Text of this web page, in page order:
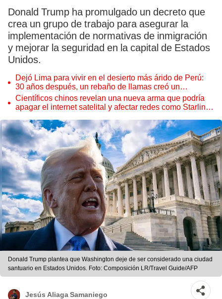
Donald Trump ha promulgado un decreto que
crea un grupo de trabajo para asegurar la
implementación de normativas de inmigración
y mejorar la seguridad en la capital de Estados
Unidos.
Dejó Lima para vivir en el desierto más árido de Perú:
30 años después, un rebaño de llamas creó un
sorprendente ecosistema
Científicos chinos revelan una nueva arma que podría
apagar el internet satelital y afectar redes como Starlink
Donald Trump plantea que Washington deje de ser considerado una ciudad
santuario en Estados Unidos. Foto: Composición LR/Travel Guide/AFP
Jesús Aliaga Samaniego